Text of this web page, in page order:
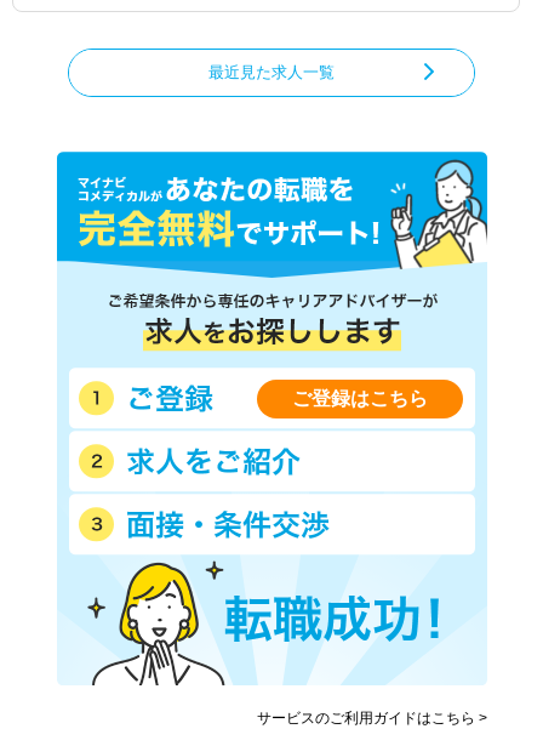
最近見た求人一覧
ご登録はこちら
サービスのご利用ガイドはこちら >